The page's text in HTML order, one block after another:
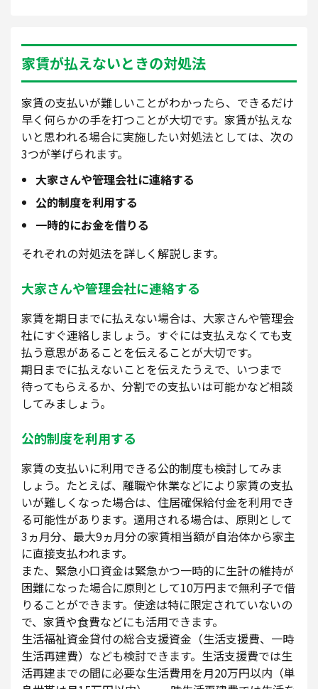
家賃が払えないときの対処法
家賃の支払いが難しいことがわかったら、できるだけ
早く何らかの手を打つことが大切です。家賃が払えな
いと思われる場合に実施したい対処法としては、次の
3つが挙げられます。
大家さんや管理会社に連絡する
公的制度を利用する
一時的にお金を借りる
それぞれの対処法を詳しく解説します。
大家さんや管理会社に連絡する
家賃を期日までに払えない場合は、大家さんや管理会
社にすぐ連絡しましょう。すぐには支払えなくても支
払う意思があることを伝えることが大切です。
期日までに払えないことを伝えたうえで、いつまで
待ってもらえるか、分割での支払いは可能かなど相談
してみましょう。
公的制度を利用する
家賃の支払いに利用できる公的制度も検討してみま
しょう。たとえば、離職や休業などにより家賃の支払
いが難しくなった場合は、住居確保給付金を利用でき
る可能性があります。適用される場合は、原則として
3ヵ月分、最大9ヵ月分の家賃相当額が自治体から家主
に直接支払われます。
また、緊急小口資金は緊急かつ一時的に生計の維持が
困難になった場合に原則として10万円まで無利子で借
りることができます。使途は特に限定されていないの
で、家賃や食費などにも活用できます。
生活福祉資金貸付の総合支援資金（生活支援費、一時
生活再建費）なども検討できます。生活支援費では生
活再建までの間に必要な生活費用を月20万円以内（単